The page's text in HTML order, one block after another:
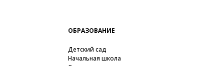
ОБРАЗОВАНИЕ
Детский сад
Начальная школа